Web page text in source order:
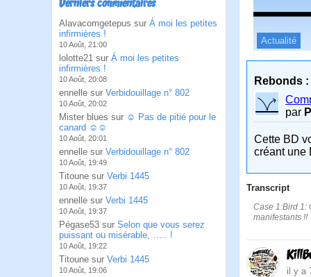
Derniers commentaires
Alavacomgetepus sur Á moi les petites
infirmières !
10 Août, 21:00
lolotte21 sur Á moi les petites
infirmières !
10 Août, 20:08
ennelle sur Verbidouillage n° 802
10 Août, 20:02
Mister blues sur ☺ Pas de pitié pour le
canard ☺☺
10 Août, 20:01
ennelle sur Verbidouillage n° 802
10 Août, 19:49
Titoune sur Verbi 1445
10 Août, 19:37
ennelle sur Verbi 1445
10 Août, 19:37
Pégase53 sur Selon que vous serez
puissant ou misérable, ….. !
10 Août, 19:22
Titoune sur Verbi 1445
10 Août, 19:06
Actualité
Rebonds :
par
Cette BD
créant une
Transcript
Case 1:Bird 1:
manifestants !!
il y a